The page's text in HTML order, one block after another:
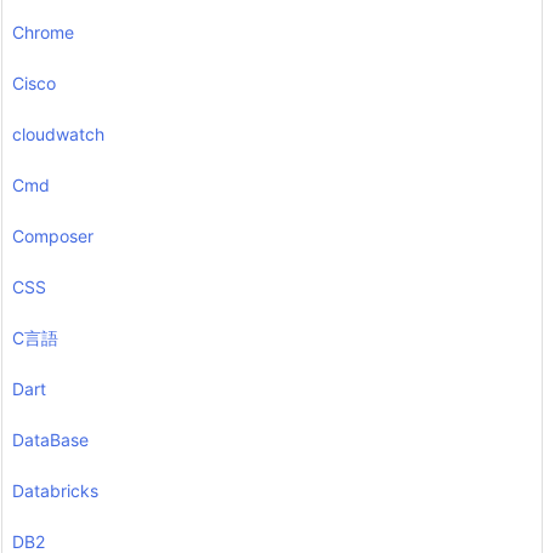
Chrome
Cisco
cloudwatch
Cmd
Composer
CSS
C言語
Dart
DataBase
Databricks
DB2